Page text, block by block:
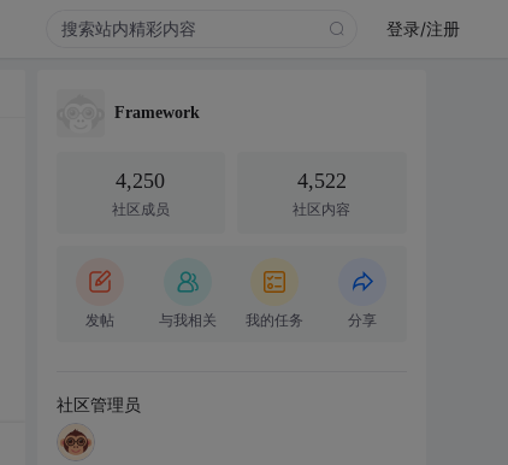
登录/注册
Framework
4,250
社区成员
4,522
社区内容
发帖 与我相关 我的任务 分享
社区管理员